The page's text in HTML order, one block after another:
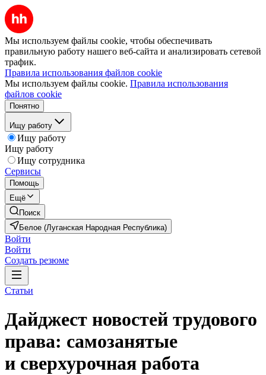
Мы используем файлы cookie, чтобы обеспечивать
правильную работу нашего веб-сайта и анализировать сетевой
трафик.
Правила использования файлов cookie
Мы используем файлы cookie. Правила использования
файлов cookie
Понятно
Ищу работу
Ищу работу
Ищу работу
Ищу сотрудника
Сервисы
Помощь
Ещё
Поиск
Белое (Луганская Народная Республика)
Войти
Войти
Создать резюме
Статьи
Дайджест новостей трудового
права: самозанятые
и сверхурочная работа